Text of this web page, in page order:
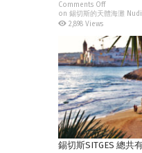
Comments Off
on 錫切斯的天體海灘
2,898 Views
錫切斯SITGES 總共